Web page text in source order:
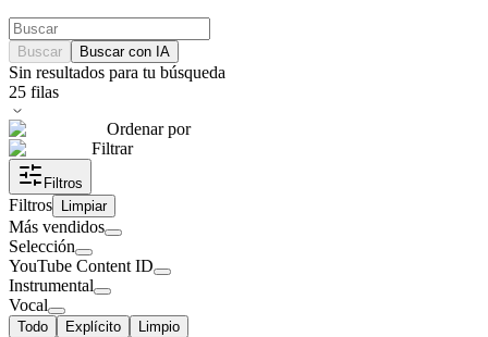
Buscar Buscar con IA
Sin resultados para tu búsqueda
25 filas
Ordenar por
Filtrar
Filtros
Filtros Limpiar
Más vendidos
Selección
YouTube Content ID
Instrumental
Vocal
Todo Explícito Limpio